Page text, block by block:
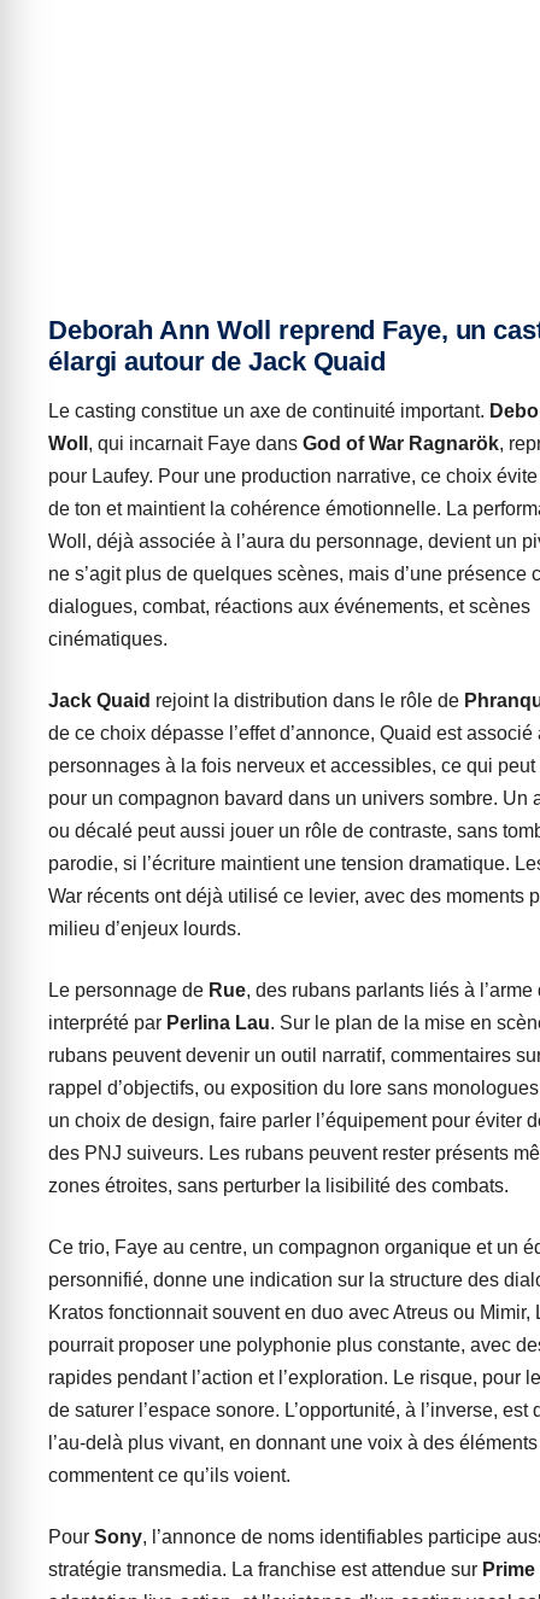
Deborah Ann Woll reprend Faye, un
élargi autour de Jack Quaid
Le casting constitue un axe de continuité important.
Woll , qui incarnait Faye dans God of War Ragnarök,
pour Laufey. Pour une production narrative, ce choix
de ton et maintient la cohérence émotionnelle. La
Woll, déjà associée à l’aura du personnage, devient un
ne s’agit plus de quelques scènes, mais d’une présence
dialogues, combat, réactions aux événements, et scènes
cinématiques.
Jack Quaid rejoint la distribution dans le rôle de
de ce choix dépasse l’effet d’annonce, Quaid est associé
personnages à la fois nerveux et accessibles, ce qui
pour un compagnon bavard dans un univers sombre. Un
ou décalé peut aussi jouer un rôle de contraste, sans
parodie, si l’écriture maintient une tension dramatique.
War récents ont déjà utilisé ce levier, avec des moments
milieu d’enjeux lourds.
Le personnage de Rue, des rubans parlants liés à l’arme
interprété par Perlina Lau. Sur le plan de la mise en
rubans peuvent devenir un outil narratif, commentaires
rappel d’objectifs, ou exposition du lore sans
un choix de design, faire parler l’équipement pour éviter
des PNJ suiveurs. Les rubans peuvent rester présents
zones étroites, sans perturber la lisibilité des combats.
Ce trio, Faye au centre, un compagnon organique et un
personnifié, donne une indication sur la structure des
Kratos fonctionnait souvent en duo avec Atreus ou Mimir,
pourrait proposer une polyphonie plus constante, avec
rapides pendant l’action et l’exploration. Le risque, pour
de saturer l’espace sonore. L’opportunité, à l’inverse, est
l’au-delà plus vivant, en donnant une voix à des
commentent ce qu’ils voient.
Pour Sony, l’annonce de noms identifiables participe
stratégie transmedia. La franchise est attendue sur